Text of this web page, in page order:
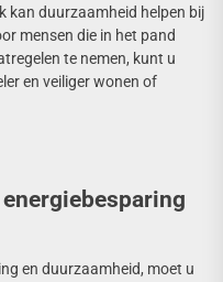
kan duurzaamheid helpen bij
mensen die in het pand
te nemen, kunt u
en veiliger wonen of
en duurzaamheid, moet u